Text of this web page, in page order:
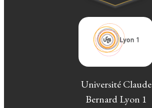
Université Claude
Bernard Lyon 1